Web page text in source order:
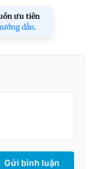
ưu tiên
dẫn.
Gửi bình luận